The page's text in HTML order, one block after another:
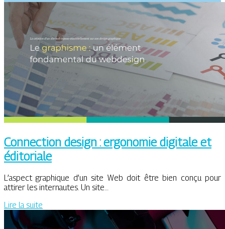
Connection design : ergonomie digitale et
éditoriale
L’aspect graphique d’un site Web doit être bien conçu pour
attirer les internautes. Un site…
Lire la suite